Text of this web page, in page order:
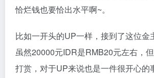
恰烂钱也要恰出水平啊~。
比如一开头的UP一样，接到了这位金
虽然20000元IDR是RMB20元左右，
打赏，对于UP来说也是一件很开心的